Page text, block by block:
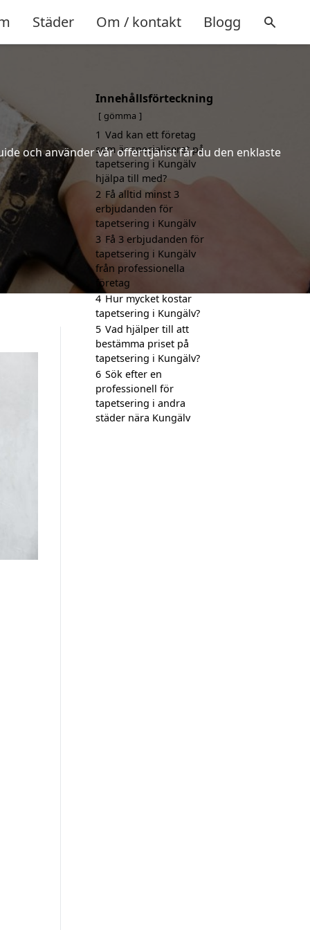
Städer Om / kontakt Blogg
och använder vår offerttjänst får du den enklaste
Innehållsförteckning
gömma
1 Vad kan ett företag
som är specialiserat på
tapetsering i Kungälv
hjälpa till med?
2 Få alltid minst 3
erbjudanden för
tapetsering i Kungälv
3 Få 3 erbjudanden för
tapetsering i Kungälv
från professionella
företag
4 Hur mycket kostar
tapetsering i Kungälv?
5 Vad hjälper till att
bestämma priset på
tapetsering i Kungälv?
6 Sök efter en
professionell för
tapetsering i andra
städer nära Kungälv